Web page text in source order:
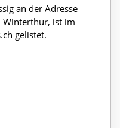
an der Adresse
Winterthur, ist im
gelistet.